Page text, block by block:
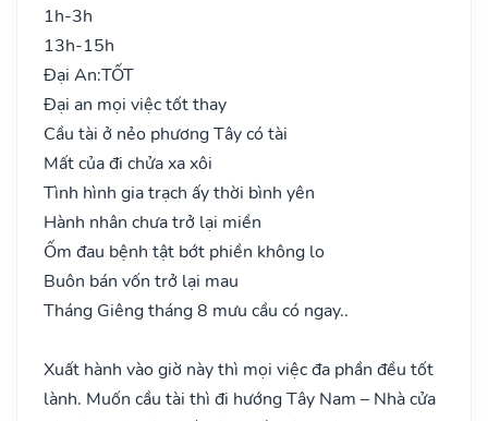
1h-3h
13h-15h
Đại An:TỐT
Đại an mọi việc tốt thay
Cầu tài ở nẻo phương Tây có tài
Mất của đi chửa xa xôi
Tình hình gia trạch ấy thời bình yên
Hành nhân chưa trở lại miền
Ốm đau bệnh tật bớt phiền không lo
Buôn bán vốn trở lại mau
Tháng Giêng tháng 8 mưu cầu có ngay..
Xuất hành vào giờ này thì mọi việc đa phần đều tốt
lành. Muốn cầu tài thì đi hướng Tây Nam – Nhà cửa